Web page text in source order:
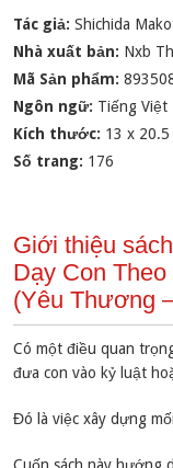
Tác giả:Shichida
Nhà xuất bản: Nxb
Mã Sản phẩm:
Ngôn ngữ: Tiếng Việt
Kích thước: 13 x 20.5
Số trang: 176
Giới thiệu
Dạy Con
(Yêu Thương
Có một điều quan
đưa con vào kỷ luật
Đó là việc xây dựng